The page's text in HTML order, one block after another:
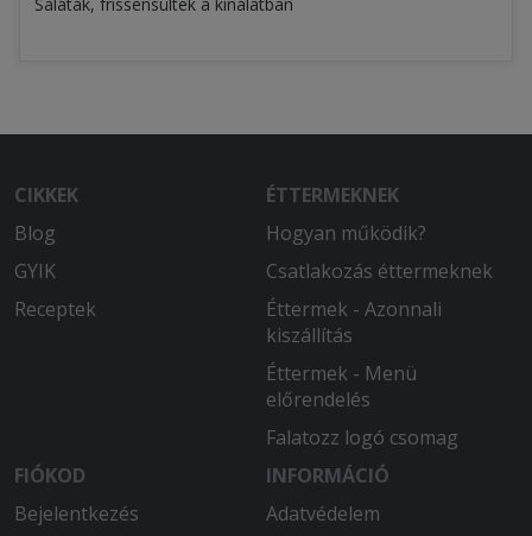
CIKKEK
Blog
GYIK
Receptek
ÉTTERMEKNEK
Hogyan működik?
Csatlakozás éttermeknek
Éttermek - Azonnali
kiszállítás
Éttermek - Menü
előrendelés
Falatozz logó csomag
FIÓKOD
Bejelentkezés
INFORMÁCIÓ
Adatvédelem